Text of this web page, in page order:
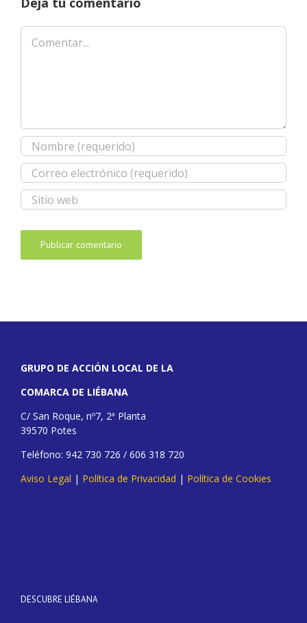
Comentar
GRUPO DE ACCIÓN LOCAL DE LA
COMARCA DE LIÉBANA
C/ San Roque, nº7, 2ª Planta
39570 Potes
Teléfono: 942 730 726 / 606 318 720
Aviso Legal | Política de Privacidad | Política de Cookies
DESCUBRE LIÉBANA